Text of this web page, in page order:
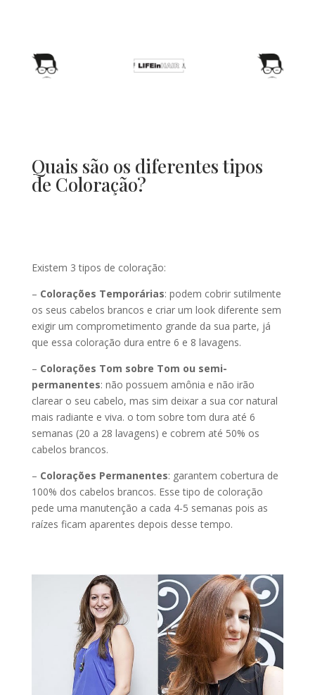
Quais são os diferentes tipos
de Coloração?
Existem 3 tipos de coloração:
– Colorações Temporárias: podem cobrir sutilmente
os seus cabelos brancos e criar um look diferente sem
exigir um comprometimento grande da sua parte, já
que essa coloração dura entre 6 e 8 lavagens.
– Colorações Tom sobre Tom ou semi-
permanentes: não possuem amônia e não irão
clarear o seu cabelo, mas sim deixar a sua cor natural
mais radiante e viva. o tom sobre tom dura até 6
semanas (20 a 28 lavagens) e cobrem até 50% os
cabelos brancos.
– Colorações Permanentes: garantem cobertura de
100% dos cabelos brancos. Esse tipo de coloração
pede uma manutenção a cada 4-5 semanas pois as
raízes ficam aparentes depois desse tempo.